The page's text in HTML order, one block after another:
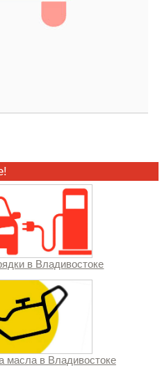
в Владивостоке
масла в Владивостоке